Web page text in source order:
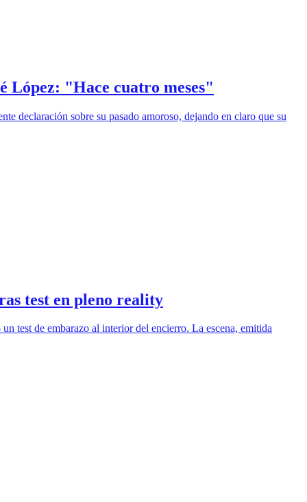
López: "Hace cuatro meses"
declaración sobre su pasado amoroso, dejando en claro que su
test en pleno reality
test de embarazo al interior del encierro. La escena, emitida